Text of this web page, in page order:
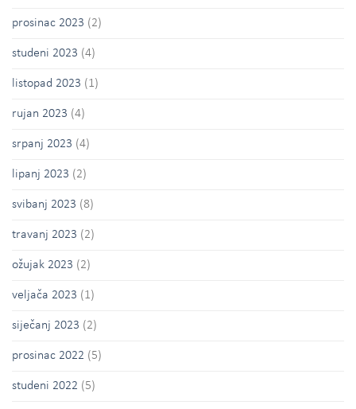
prosinac 2023 (2)
studeni 2023 (4)
listopad 2023 (1)
rujan 2023 (4)
srpanj 2023 (4)
lipanj 2023 (2)
svibanj 2023 (8)
travanj 2023 (2)
ožujak 2023 (2)
veljača 2023 (1)
siječanj 2023 (2)
prosinac 2022 (5)
studeni 2022 (5)